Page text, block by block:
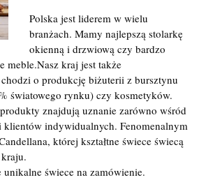
Polska jest liderem w wielu
branżach. Mamy najlepszą stolarkę
okienną i drzwiową czy bardzo
meble.Nasz kraj jest także
o produkcję biżuterii z bursztynu
światowego rynku) czy kosmetyków.
znajdują uznanie zarówno wśród
indywidualnych. Fenomenalnym
której kształtne świece świecą
świece na zamówienie.